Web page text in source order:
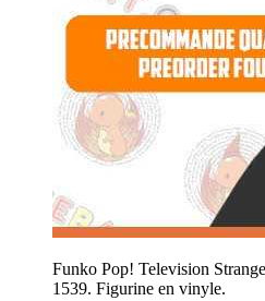
Funko Pop! Television
1539. Figurine en vinyle.